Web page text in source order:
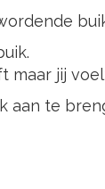
maar jij
aan te